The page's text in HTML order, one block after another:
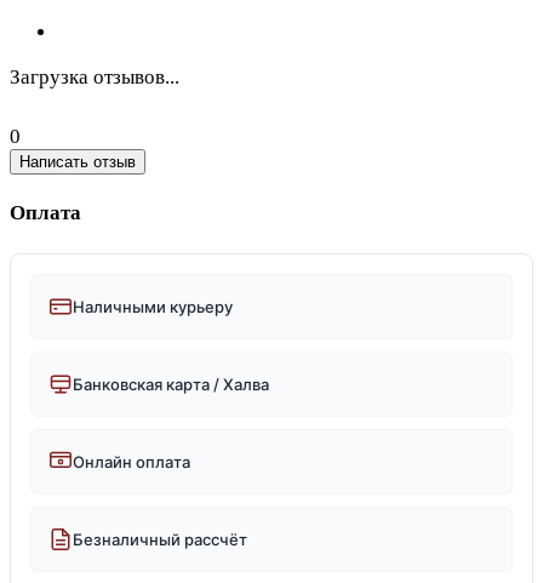
Загрузка отзывов...
0
Написать отзыв
Оплата
Наличными курьеру
Банковская карта / Халва
Онлайн оплата
Безналичный рассчёт